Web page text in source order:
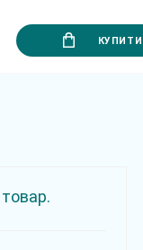
КУПИТИ